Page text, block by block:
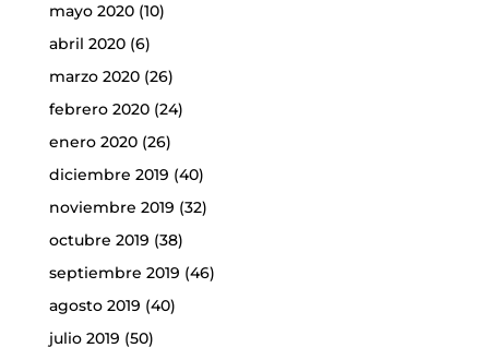
mayo 2020(10)
abril 2020(6)
marzo 2020(26)
febrero 2020(24)
enero 2020(26)
diciembre 2019 (40)
noviembre 2019 (32)
octubre 2019 (38)
septiembre 2019 (46)
agosto 2019 (40)
julio 2019 (50)